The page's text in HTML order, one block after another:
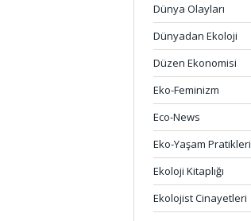
Dünya Olayları
Dünyadan Ekoloji
Düzen Ekonomisi
Eko-Feminizm
Eco-News
Eko-Yaşam Pratikleri
Ekoloji Kitaplığı
Ekolojist Cinayetleri